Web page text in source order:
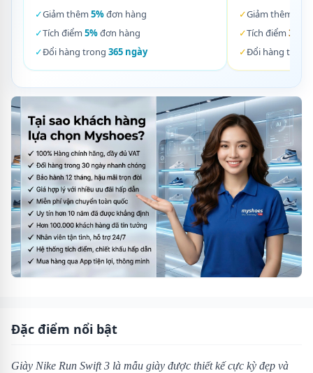
✓Giảm thêm 5%đơn hàng
✓Tích điểm 5%đơn hàng
✓Đổi hàng trong 365 ngày
✓Giảm thêm
✓Tích điểm 3%
✓Đổi hàng trong
Đặc điểm nổi bật
Giày Nike Run Swift 3 là mẫu giày được thiết kế cực kỳ đẹp và